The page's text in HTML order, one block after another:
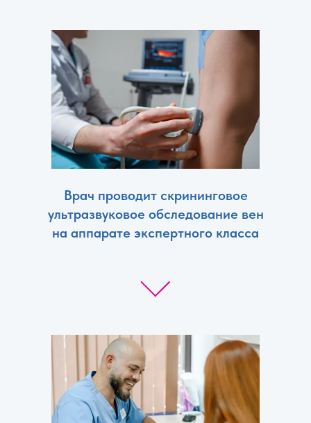
Врач проводит скрининговое
ультразвуковое обследование вен
на аппарате экспертного класса